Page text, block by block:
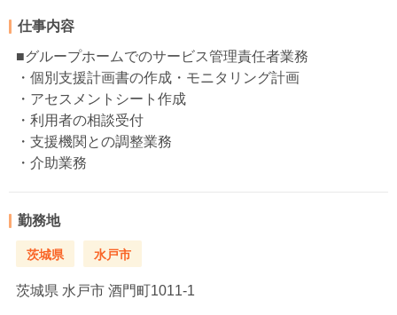
仕事内容
■グループホームでのサービス管理責任者業務
・個別支援計画書の作成・モニタリング計画
・アセスメントシート作成
・利用者の相談受付
・支援機関との調整業務
・介助業務
勤務地
茨城県 水戸市
茨城県 水戸市 酒門町1011-1